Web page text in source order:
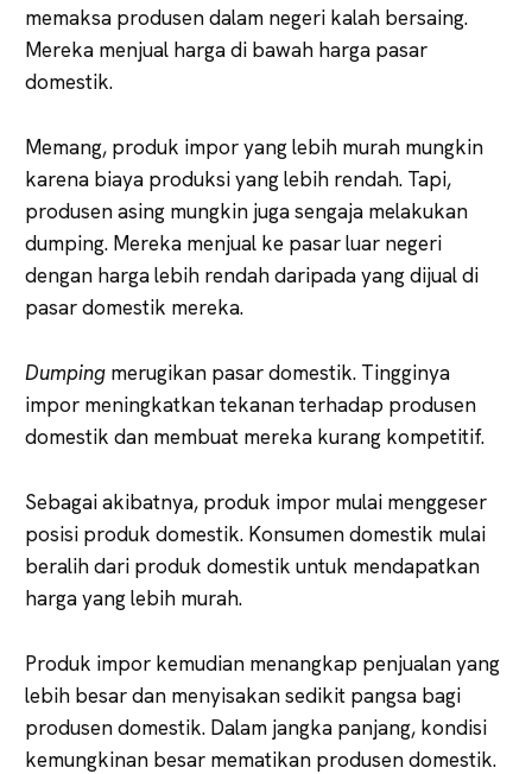
memaksa produsen dalam negeri kalah bersaing.
Mereka menjual harga di bawah harga pasar
domestik.
Memang, produk impor yang lebih murah mungkin
karena biaya produksi yang lebih rendah. Tapi,
produsen asing mungkin juga sengaja melakukan
dumping. Mereka menjual ke pasar luar negeri
dengan harga lebih rendah daripada yang dijual di
pasar domestik mereka.
Dumping merugikan pasar domestik. Tingginya
impor meningkatkan tekanan terhadap produsen
domestik dan membuat mereka kurang kompetitif.
Sebagai akibatnya, produk impor mulai menggeser
posisi produk domestik. Konsumen domestik mulai
beralih dari produk domestik untuk mendapatkan
harga yang lebih murah.
Produk impor kemudian menangkap penjualan yang
lebih besar dan menyisakan sedikit pangsa bagi
produsen domestik. Dalam jangka panjang, kondisi
kemungkinan besar mematikan produsen domestik.